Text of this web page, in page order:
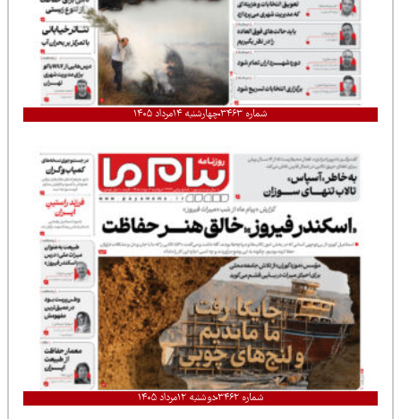
شماره ۳۴۶۳ چهارشنبه ۱۴مرداد ۱۴۰۵
شماره ۳۴۶۲ دوشنبه ۱۲مرداد ۱۴۰۵